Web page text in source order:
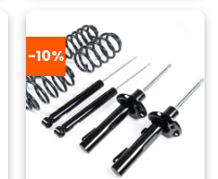
-10%